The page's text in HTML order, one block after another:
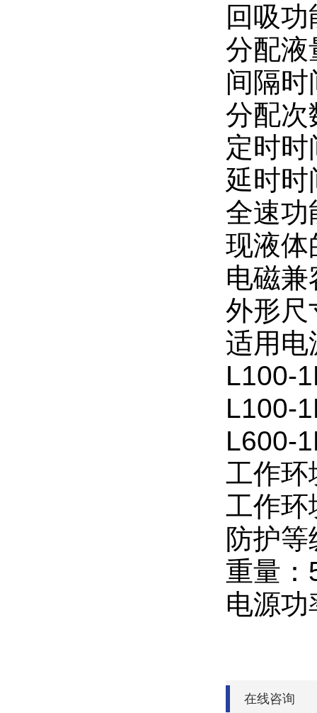
回吸
分配液
间隔
分配次
定时
延时时
全速功
现液体
电磁
外形尺
适用电
L100-
L100-
L600-
工作
工作环
防护
重量：
电源
在线咨询